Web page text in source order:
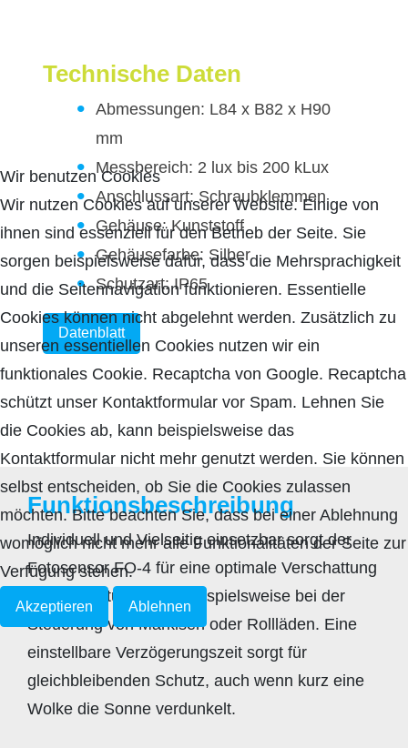
Technische Daten
Abmessungen: L84 x B82 x H90
mm
Messbereich: 2 lux bis 200 kLux
Anschlussart: Schraubklemmen
Gehäuse: Kunststoff
Gehäusefarbe: Silber
Schutzart: IP65
Datenblatt
Funktionsbeschreibung
Individuell und Vielseitig einsetzbar sorgt der
Fotosensor FO-4 für eine optimale Verschattung
in vielen Situationen. Beispielsweise bei der
Steuerung von Markisen oder Rollläden. Eine
einstellbare Verzögerungszeit sorgt für
gleichbleibenden Schutz, auch wenn kurz eine
Wolke die Sonne verdunkelt.
Wir benutzen Cookies
Wir nutzen Cookies auf unserer Website. Einige von
ihnen sind essenziell für den Betrieb der Seite. Sie
sorgen beispielsweise dafür, dass die Mehrsprachigkeit
und die Seitennavigation funktionieren. Essentielle
Cookies können nicht abgelehnt werden. Zusätzlich zu
unseren essentiellen Cookies nutzen wir ein
funktionales Cookie. Recaptcha von Google. Recaptcha
schützt unser Kontaktformular vor Spam. Lehnen Sie
die Cookies ab, kann beispielsweise das
Kontaktformular nicht mehr genutzt werden. Sie können
selbst entscheiden, ob Sie die Cookies zulassen
möchten. Bitte beachten Sie, dass bei einer Ablehnung
womöglich nicht mehr alle Funktionalitäten der Seite zur
Verfügung stehen.
Akzeptieren Ablehnen